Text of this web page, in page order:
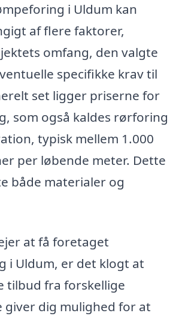
i Uldum kan
af flere faktorer,
omfang, den valgte
specifikke krav til
set ligger priserne for
som også kaldes rørforing
typisk mellem 1.000
per løbende meter. Dette
både materialer og
at få foretaget
i Uldum, er det klogt at
tilbud fra forskellige
giver dig mulighed for at